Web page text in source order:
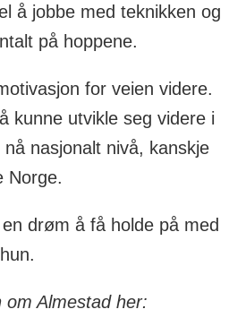
å jobbe med teknikken og
på hoppene.
for veien videre.
kunne utvikle seg videre i
nasjonalt nivå, kanskje
Norge.
drøm å få holde på med
om Almestad her: